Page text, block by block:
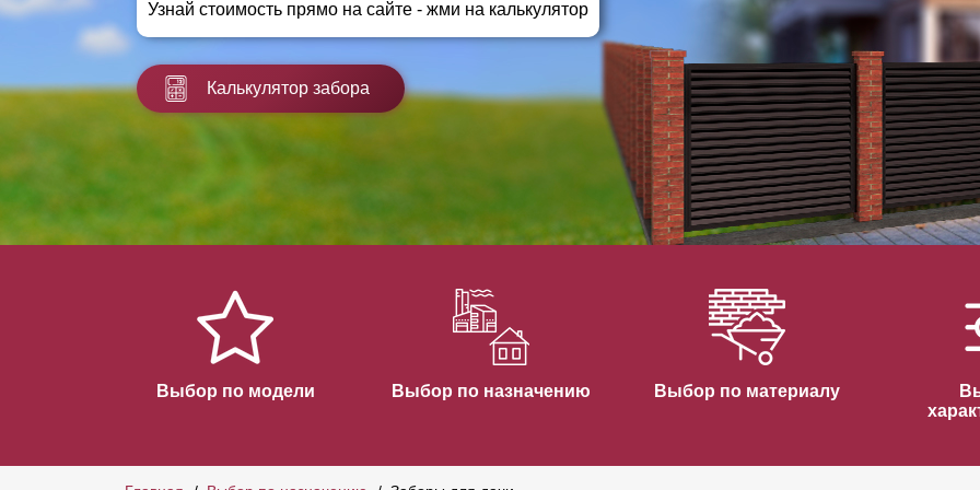
Заборы для дачи
Заборы и ограждения для школ
Забор на участок 10 соток
Горизонтальные заборы
Высокие заборы
Красивые, дизайнерские заборы
ВЫБОР ПО СПОСОБУ МОНТАЖА
Заборы под ключ
Готовые заборы
Быстровозводимые заборы
Узнай стоимость прямо на сайте - жми на калькулятор
Калькулятор забора
Выбор по модели Выбор по назначению Выбор по материалу